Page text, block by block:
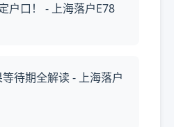
户口！ - 上海落户E78
待期全解读 - 上海落户